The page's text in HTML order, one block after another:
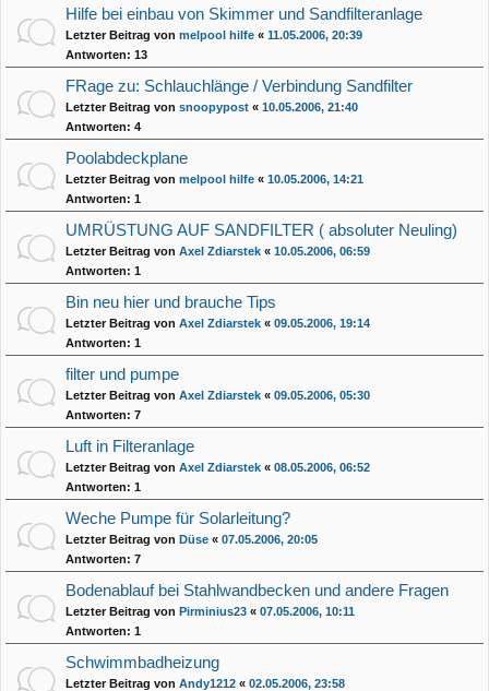
Hilfe bei einbau von Skimmer und Sandfilteranlage
Letzter Beitrag von melpool hilfe « 11.05.2006, 20:39
Antworten: 13
FRage zu: Schlauchlänge / Verbindung Sandfilter
Letzter Beitrag von snoopypost « 10.05.2006, 21:40
Antworten: 4
Poolabdeckplane
Letzter Beitrag von melpool hilfe « 10.05.2006, 14:21
Antworten: 1
UMRÜSTUNG AUF SANDFILTER ( absoluter Neuling)
Letzter Beitrag von Axel Zdiarstek « 10.05.2006, 06:59
Antworten: 1
Bin neu hier und brauche Tips
Letzter Beitrag von Axel Zdiarstek « 09.05.2006, 19:14
Antworten: 1
filter und pumpe
Letzter Beitrag von Axel Zdiarstek « 09.05.2006, 05:30
Antworten: 7
Luft in Filteranlage
Letzter Beitrag von Axel Zdiarstek « 08.05.2006, 06:52
Antworten: 1
Weche Pumpe für Solarleitung?
Letzter Beitrag von Düse « 07.05.2006, 20:05
Antworten: 7
Bodenablauf bei Stahlwandbecken und andere Fragen
Letzter Beitrag von Pirminius23 « 07.05.2006, 10:11
Antworten: 1
Schwimmbadheizung
Letzter Beitrag von Andy1212 « 02.05.2006, 23:58